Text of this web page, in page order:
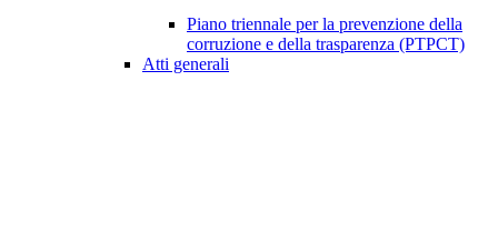
Piano triennale per la prevenzione della
corruzione e della trasparenza (PTPCT)
Atti generali